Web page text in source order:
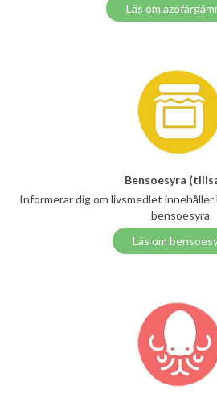
Läs om
Bensoesyra
Informerar dig om livsmedlet
bensoesyra
Läs om